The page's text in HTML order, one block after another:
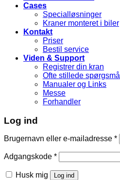
Cases
Specialløsninger
Kraner monteret i biler
Kontakt
Priser
Bestil service
Viden & Support
Registrer din kran
Ofte stillede spørgsmål
Manualer og Links
Messe
Forhandler
Log ind
Brugernavn eller e-mailadresse *
Adgangskode *
Husk mig Log ind